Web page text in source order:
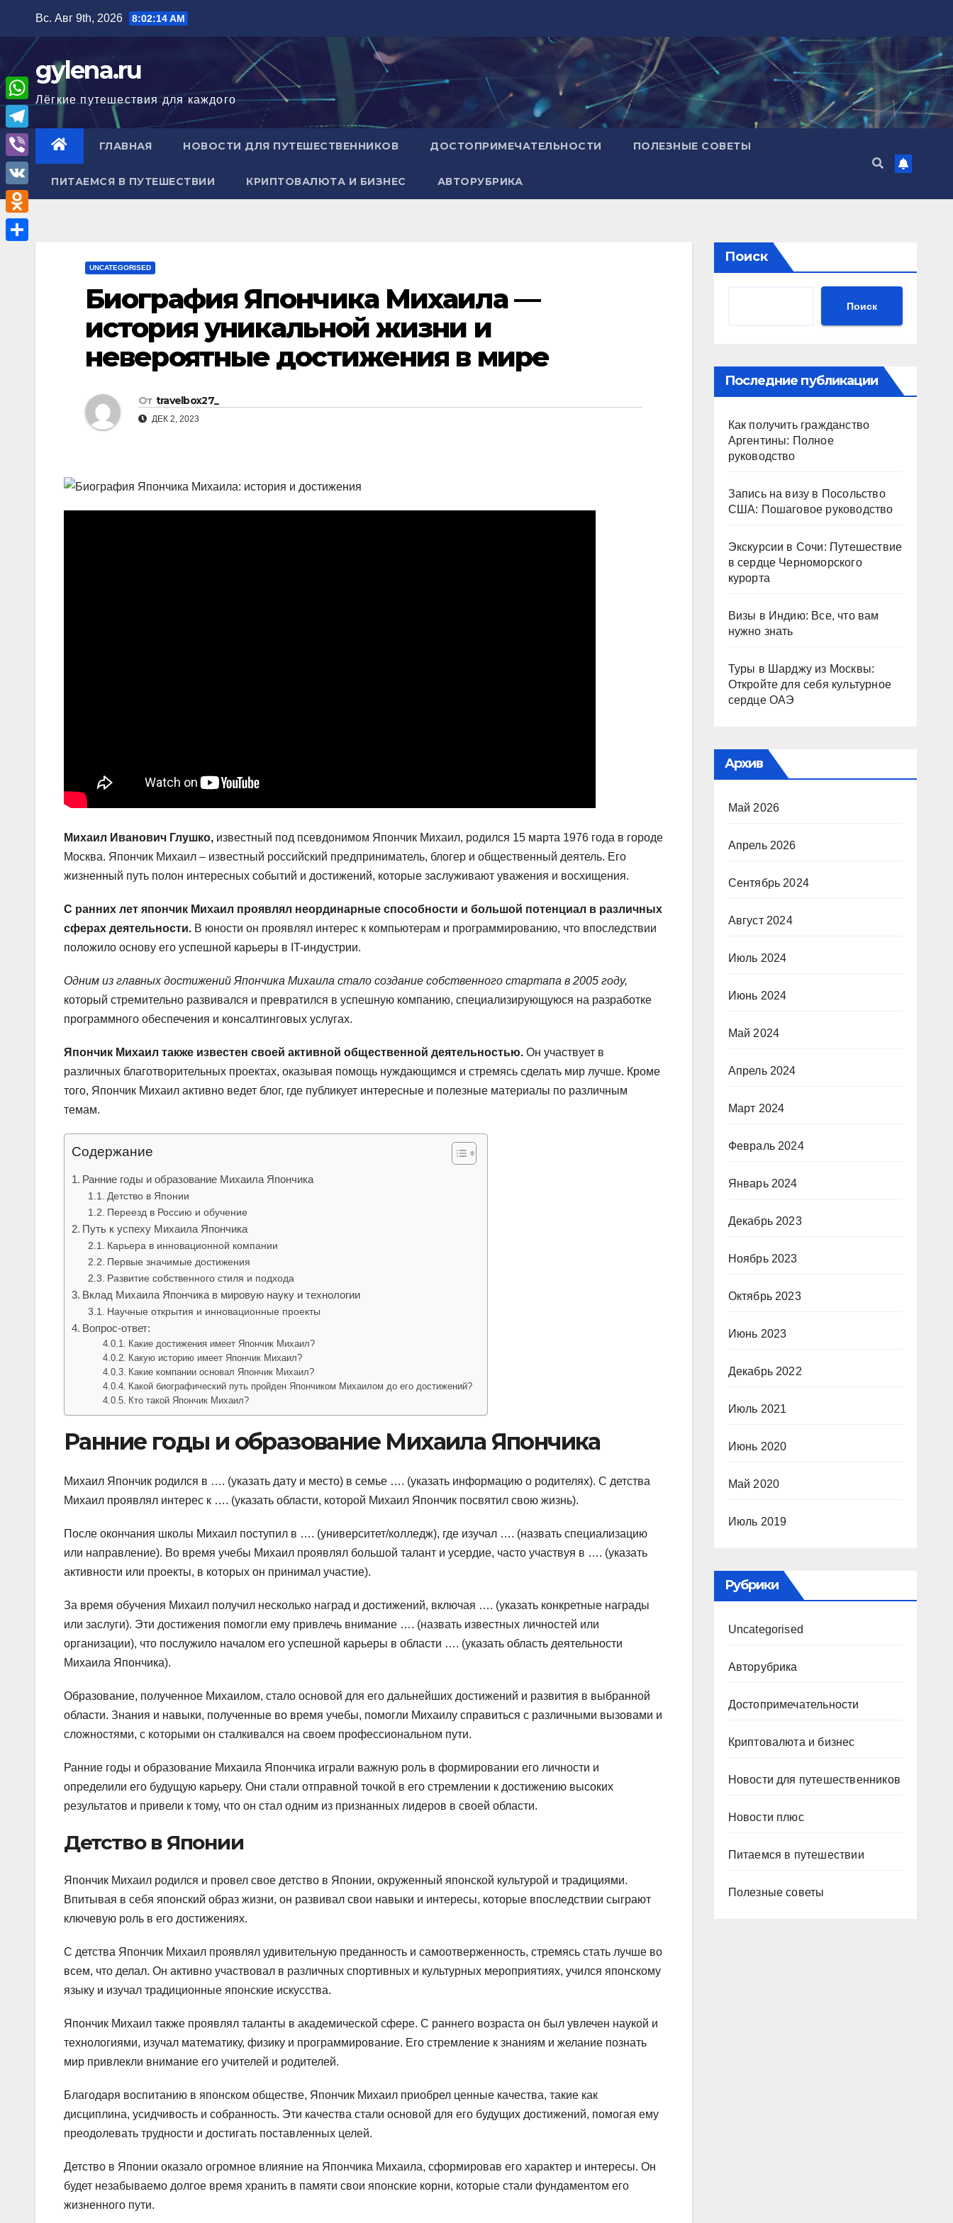
содержимому
Вс. Авг 9th, 2026 8:02:15 AM
gylena.ru
Лёгкие путешествия для каждого
ГЛАВНАЯ НОВОСТИ ДЛЯ ПУТЕШЕСТВЕННИКОВ ДОСТОПРИМЕЧАТЕЛЬНОСТИ ПОЛЕЗНЫЕ СОВЕТЫ
ПИТАЕМСЯ В ПУТЕШЕСТВИИ КРИПТОВАЛЮТА И БИЗНЕС АВТОРУБРИКА
UNCATEGORISED
Биография Япончика Михаила —
история уникальной жизни и
невероятные достижения в мире
От travelbox27_
ДЕК 2, 2023
Михаил Иванович Глушко, известный под псевдонимом Япончик Михаил, родился 15 марта 1976 года в городе
Москва. Япончик Михаил – известный российский предприниматель, блогер и общественный деятель. Его
жизненный путь полон интересных событий и достижений, которые заслуживают уважения и восхищения.
С ранних лет япончик Михаил проявлял неординарные способности и большой потенциал в различных
сферах деятельности. В юности он проявлял интерес к компьютерам и программированию, что впоследствии
положило основу его успешной карьеры в IT-индустрии.
Одним из главных достижений Япончика Михаила стало создание собственного стартапа в 2005 году,
который стремительно развивался и превратился в успешную компанию, специализирующуюся на разработке
программного обеспечения и консалтинговых услугах.
Япончик Михаил также известен своей активной общественной деятельностью. Он участвует в
различных благотворительных проектах, оказывая помощь нуждающимся и стремясь сделать мир лучше. Кроме
того, Япончик Михаил активно ведет блог, где публикует интересные и полезные материалы по различным
темам.
Содержание
Ранние годы и образование Михаила Япончика
Детство в Японии
Переезд в Россию и обучение
Путь к успеху Михаила Япончика
Карьера в инновационной компании
Первые значимые достижения
Развитие собственного стиля и подхода
Вклад Михаила Япончика в мировую науку и технологии
Научные открытия и инновационные проекты
Вопрос-ответ:
Какие достижения имеет Япончик Михаил?
Какую историю имеет Япончик Михаил?
Какие компании основал Япончик Михаил?
Какой биографический путь пройден Япончиком Михаилом до его достижений?
Кто такой Япончик Михаил?
Ранние годы и образование Михаила Япончика
Михаил Япончик родился в …. (указать дату и место) в семье …. (указать информацию о родителях). С детства
Михаил проявлял интерес к …. (указать области, которой Михаил Япончик посвятил свою жизнь).
После окончания школы Михаил поступил в …. (университет/колледж), где изучал …. (назвать специализацию
или направление). Во время учебы Михаил проявлял большой талант и усердие, часто участвуя в …. (указать
активности или проекты, в которых он принимал участие).
За время обучения Михаил получил несколько наград и достижений, включая …. (указать конкретные награды
или заслуги). Эти достижения помогли ему привлечь внимание …. (назвать известных личностей или
организации), что послужило началом его успешной карьеры в области …. (указать область деятельности
Михаила Япончика).
Образование, полученное Михаилом, стало основой для его дальнейших достижений и развития в выбранной
области. Знания и навыки, полученные во время учебы, помогли Михаилу справиться с различными вызовами и
сложностями, с которыми он сталкивался на своем профессиональном пути.
Ранние годы и образование Михаила Япончика играли важную роль в формировании его личности и
определили его будущую карьеру. Они стали отправной точкой в его стремлении к достижению высоких
результатов и привели к тому, что он стал одним из признанных лидеров в своей области.
Детство в Японии
Япончик Михаил родился и провел свое детство в Японии, окруженный японской культурой и традициями.
Впитывая в себя японский образ жизни, он развивал свои навыки и интересы, которые впоследствии сыграют
ключевую роль в его достижениях.
С детства Япончик Михаил проявлял удивительную преданность и самоотверженность, стремясь стать лучше во
всем, что делал. Он активно участвовал в различных спортивных и культурных мероприятиях, учился японскому
языку и изучал традиционные японские искусства.
Япончик Михаил также проявлял таланты в академической сфере. С раннего возраста он был увлечен наукой и
технологиями, изучал математику, физику и программирование. Его стремление к знаниям и желание познать
мир привлекли внимание его учителей и родителей.
Благодаря воспитанию в японском обществе, Япончик Михаил приобрел ценные качества, такие как
дисциплина, усидчивость и собранность. Эти качества стали основой для его будущих достижений, помогая ему
преодолевать трудности и достигать поставленных целей.
Детство в Японии оказало огромное влияние на Япончика Михаила, сформировав его характер и интересы. Он
будет незабываемо долгое время хранить в памяти свои японские корни, которые стали фундаментом его
жизненного пути.
Поиск
Поиск
Последние публикации
Как получить гражданство
Аргентины: Полное
руководство
Запись на визу в Посольство
США: Пошаговое руководство
Экскурсии в Сочи: Путешествие
в сердце Черноморского
курорта
Визы в Индию: Все, что вам
нужно знать
Туры в Шарджу из Москвы:
Откройте для себя культурное
сердце ОАЭ
Архив
Май 2026
Апрель 2026
Сентябрь 2024
Август 2024
Июль 2024
Июнь 2024
Май 2024
Апрель 2024
Март 2024
Февраль 2024
Январь 2024
Декабрь 2023
Ноябрь 2023
Октябрь 2023
Июнь 2023
Декабрь 2022
Июль 2021
Июнь 2020
Май 2020
Июль 2019
Рубрики
Uncategorised
Авторубрика
Достопримечательности
Криптовалюта и бизнес
Новости для путешественников
Новости плюс
Питаемся в путешествии
Полезные советы
W
h
a
A
T
e
l
e
g
V
i
b
e
V
K
O